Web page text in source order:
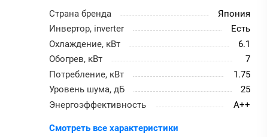
Страна бренда
Япония
Инвертор, inverter
Есть
Охлаждение, кВт
6.1
Обогрев, кВт
7
Потребление, кВт
1.75
Уровень шума, дБ
25
Энергоэффективность
A++
Смотреть все характеристики